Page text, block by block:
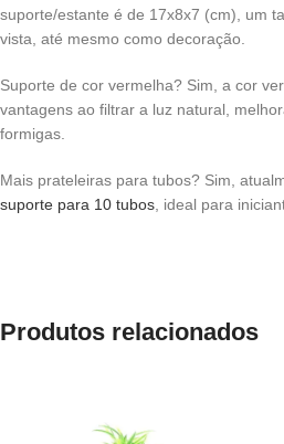
suporte/estante é de 17x8x7 (cm), um
vista, até mesmo como decoração.
Suporte de cor vermelha? Sim, a cor
vantagens ao filtrar a luz natural,
formigas.
Mais prateleiras para tubos? Sim,
suporte para 10 tubos , ideal para
Produtos relacionados